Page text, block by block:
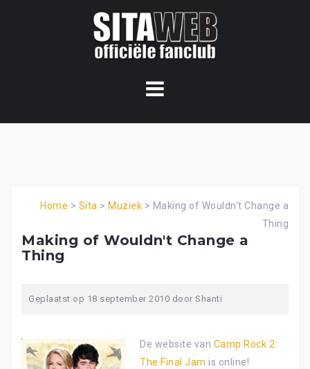
Home > Sita > Muziek > Making of Wouldn't Change a
Thing
Making of Wouldn't Change a
Thing
Geplaatst op 18 september 2010 door Shanti
De website van Camp Rock 2:
The Final Jam is online!